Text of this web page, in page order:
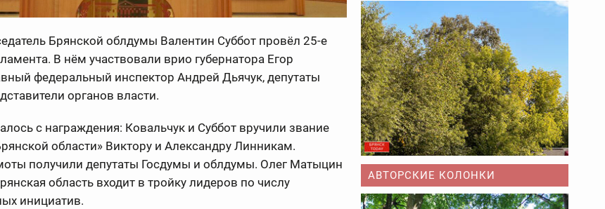
Брянской облдумы Валентин Суббот провёл 25-е
В нём участвовали врио губернатора Егор
федеральный инспектор Андрей Дьячук, депутаты
органов власти.
с награждения: Ковальчук и Суббот вручили звание
области» Виктору и Александру Линникам.
получили депутаты Госдумы и облдумы. Олег Матыцин
область входит в тройку лидеров по числу
инициатив.
АВТОРСКИЕ КОЛОНКИ